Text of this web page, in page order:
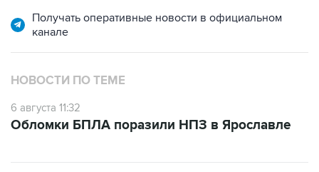
Получать оперативные новости в официальном
канале
НОВОСТИ ПО ТЕМЕ
6 августа 11:32
Обломки БПЛА поразили НПЗ в Ярославле